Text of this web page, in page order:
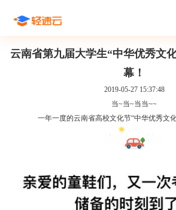
云南省第九届大学生“中华优秀文
幕！
2019-05-27 15:37:48
当~当~当当~~
一年一度的云南省高校文化节“中华优秀文